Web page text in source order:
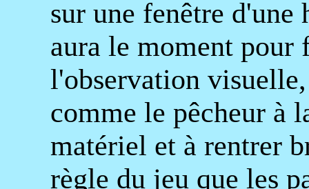
sur une fenêtre
aura le moment
l'observation
comme le pêcheur à
matériel et à rentrer
règle du jeu que les